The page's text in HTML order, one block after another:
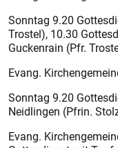
Sonntag 9.20
Trostel), 10.30
Guckenrain (Pfr.
Evang.
Sonntag 9.20
Neidlingen (Pfrin.
Evang.